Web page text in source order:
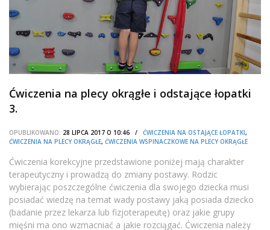
Ćwiczenia na plecy okrągłe i odstające łopatki
3.
OPUBLIKOWANO: 28 LIPCA 2017 O 10:46 / ĆWICZENIA NA OSTAJĄCE ŁOPATKI,
ĆWICZENIA NA PLECY OKRĄGŁE, ĆWICZENIA WSPINACZKOWE NA PLECY OKRĄGŁE
Ćwiczenia korekcyjne przedstawione poniżej mają charakter
terapeutyczny i prowadzą do zmiany postawy. Rodzic
wybierając poszczególne ćwiczenia dla swojego dziecka musi
posiadać wiedzę na temat wady postawy jaką posiada dziecko
(badanie przez lekarza lub fizjoterapeutę) oraz jakie grupy
mięśni ma ono wzmacniać a jakie rozciągać. Ćwiczenia należy